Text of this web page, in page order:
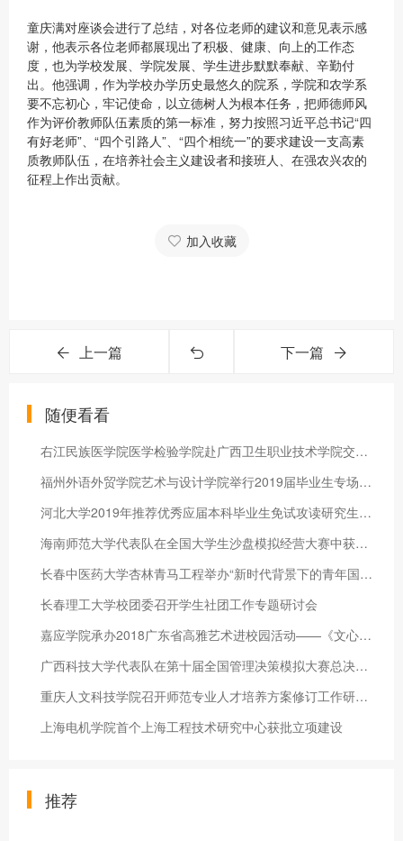
童庆满对座谈会进行了总结，对各位老师的建议和意见表示感
谢，他表示各位老师都展现出了积极、健康、向上的工作态
度，也为学校发展、学院发展、学生进步默默奉献、辛勤付
出。他强调，作为学校办学历史最悠久的院系，学院和农学系
要不忘初心，牢记使命，以立德树人为根本任务，把师德师风
作为评价教师队伍素质的第一标准，努力按照习近平总书记“四
有好老师”、“四个引路人”、“四个相统一”的要求建设一支高素
质教师队伍，在培养社会主义建设者和接班人、在强农兴农的
征程上作出贡献。
加入收藏
上一篇 下一篇
随便看看
右江民族医学院医学检验学院赴广西卫生职业技术学院交流学习
福州外语外贸学院艺术与设计学院举行2019届毕业生专场校园供需见
河北大学2019年推荐优秀应届本科毕业生免试攻读研究生工作取得可
海南师范大学代表队在全国大学生沙盘模拟经营大赛中获佳绩
长春中医药大学杏林青马工程举办“新时代背景下的青年国际视野”
长春理工大学校团委召开学生社团工作专题研讨会
嘉应学院承办2018广东省高雅艺术进校园活动——《文心清乐》合唱
广西科技大学代表队在第十届全国管理决策模拟大赛总决赛中荣获二
重庆人文科技学院召开师范专业人才培养方案修订工作研讨会
上海电机学院首个上海工程技术研究中心获批立项建设
推荐